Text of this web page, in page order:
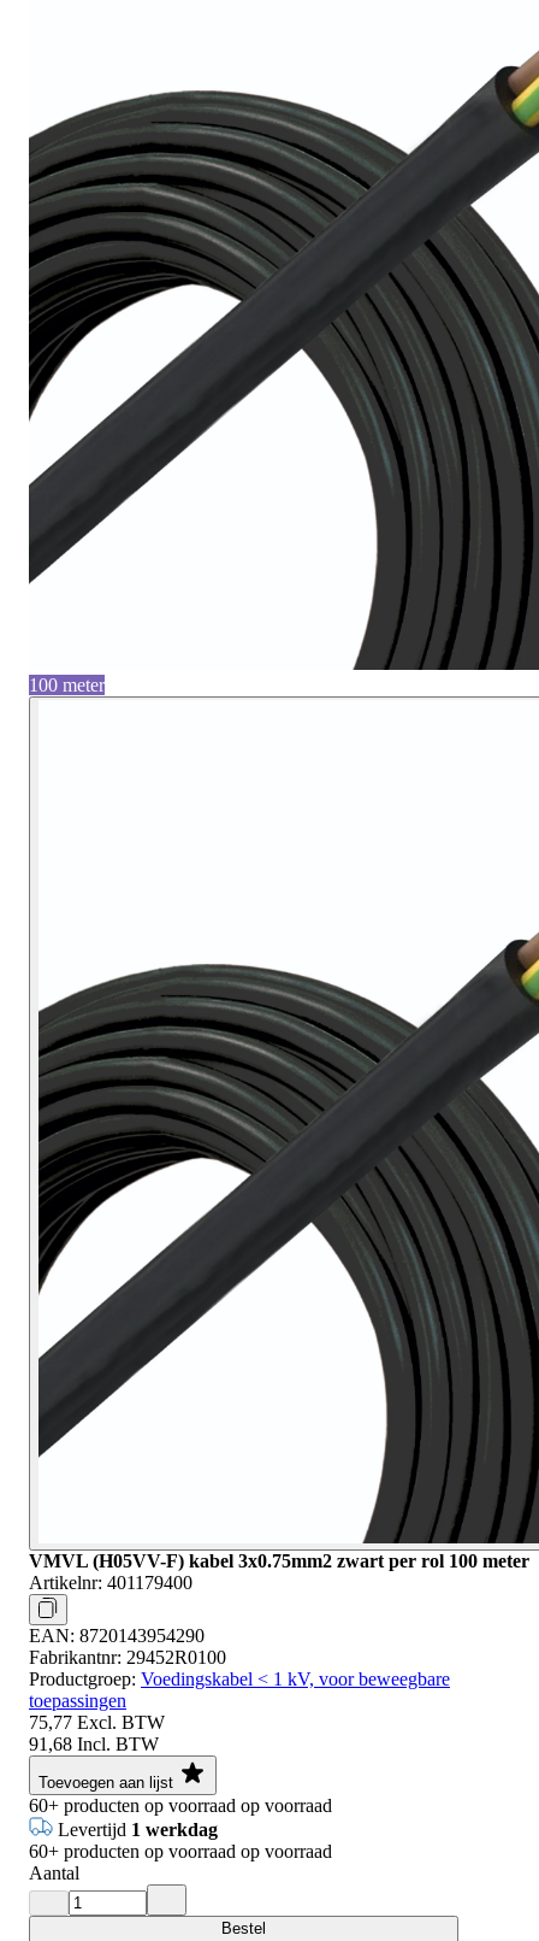
100 meter
VMVL (H05VV-F) kabel 3x0.75mm2 zwart per rol 100 meter
Artikelnr: 401179400
EAN: 8720143954290
Fabrikantnr: 29452R0100
Productgroep: Voedingskabel < 1 kV, voor beweegbare
toepassingen
75,77 Excl. BTW
91,68 Incl. BTW
Toevoegen aan lijst
60+ producten op voorraad op voorraad
Levertijd 1 werkdag
60+ producten op voorraad op voorraad
Aantal
Bestel